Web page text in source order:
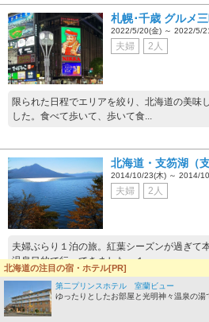
札幌･千歳 グルメ三
2022/5/20(金) ～ 2022/5/
夫婦 2人
限られた日程でエリアを絞り、北海道の美味
した。食べて歩いて、歩いて食...
北海道・支笏湖（
2014/10/23(木) ～ 2014/
夫婦 2人
夫婦ぶらり１泊の旅。紅葉シーズンが過ぎて
温泉目的で行ってきました。１...
北海道の注目の宿・ホテル[PR]
第二プリンスホテル 室蘭ビュー
ゆったりとしたお部屋と光明神々温泉の湯